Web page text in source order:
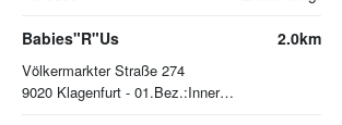
Babies"R"Us
Völkermarkter Straße 274
9020 Klagenfurt - 01.Bez.:Innere Stadt
2.0km